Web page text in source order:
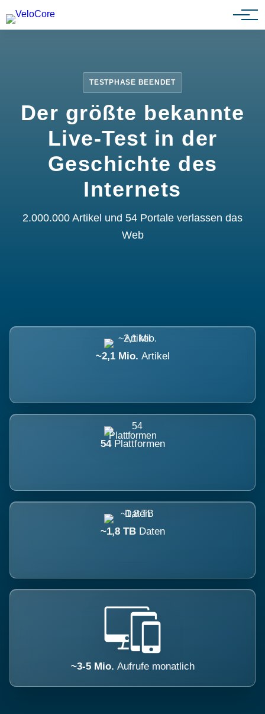
Partnerprogramm
TESTPHASE BEENDET
Der größte bekannte
Live-Test in der
Geschichte des
Internets
2.000.000 Artikel und 54 Portale verlassen das
Web
~2,1 Mio. Artikel
54 Plattformen
~1,8 TB Daten
~3-5 Mio. Aufrufe monatlich